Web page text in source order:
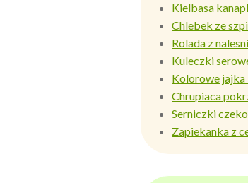
Kielbasa
Chlebek ze
Rolada z
Kuleczki
Kolorowe jajka
Chrupiaca
Serniczki
Zapiekanka z